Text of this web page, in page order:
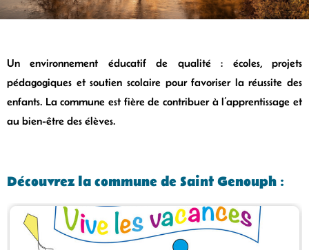
Un environnement éducatif de qualité : écoles, projets
pédagogiques et soutien scolaire pour favoriser la réussite des
enfants. La commune est fière de contribuer à l’apprentissage et
au bien-être des élèves.
Découvrez la commune de Saint Genouph :